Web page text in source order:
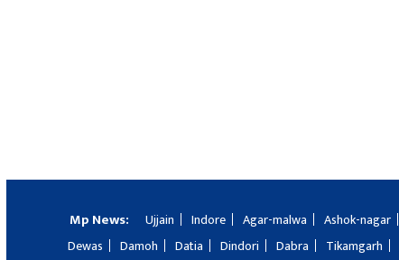
Mp News: Ujjain Indore Agar-malwa Ashok-nagar
Dewas
Damoh Datia Dindori Dabra Tikamgarh